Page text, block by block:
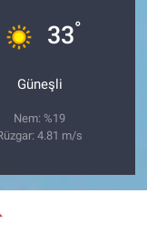
33°
Güneşli
Nem: %19
4.81 m/s